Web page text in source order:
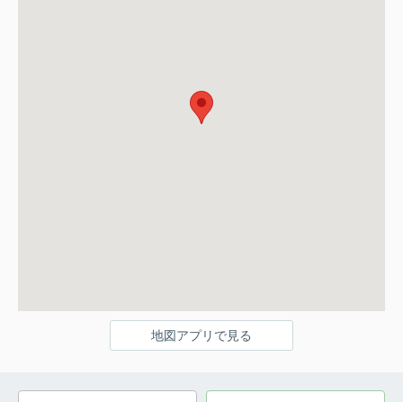
地図アプリで見る